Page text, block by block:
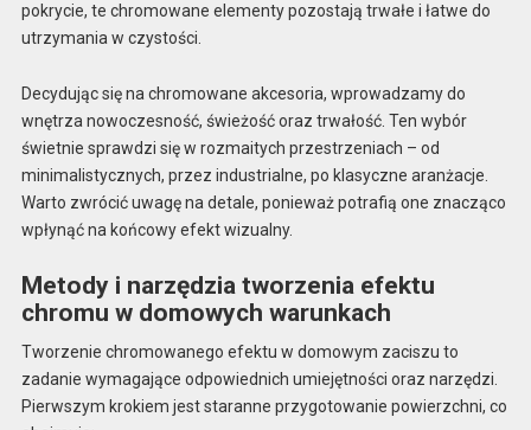
pokrycie, te chromowane elementy pozostają trwałe i łatwe do
utrzymania w czystości.
Decydując się na chromowane akcesoria, wprowadzamy do
wnętrza nowoczesność, świeżość oraz trwałość. Ten wybór
świetnie sprawdzi się w rozmaitych przestrzeniach – od
minimalistycznych, przez industrialne, po klasyczne aranżacje.
Warto zwrócić uwagę na detale, ponieważ potrafią one znacząco
wpłynąć na końcowy efekt wizualny.
Metody i narzędzia tworzenia efektu
chromu w domowych warunkach
Tworzenie chromowanego efektu w domowym zaciszu to
zadanie wymagające odpowiednich umiejętności oraz narzędzi.
Pierwszym krokiem jest staranne przygotowanie powierzchni, co